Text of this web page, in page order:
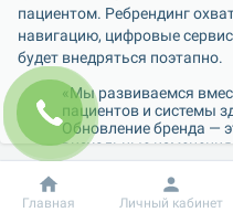
пациентом. Ребрендинг
навигацию, цифровые
будет внедряться поэтапно.
«Мы развиваемся
пациентов и системы
Обновление бренда —
визуальные
отражение нашего
быть понятной,
качественной и
каждой точке
Добробут
Главная Личный кабинет